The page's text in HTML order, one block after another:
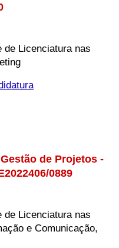
de Licenciatura nas
de Projetos -
0889
de Licenciatura nas
e Comunicação,